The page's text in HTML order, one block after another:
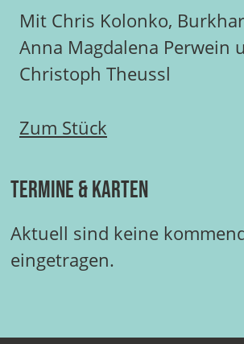
Mit Chris Kolonko,
Anna Magdalena Perwein
Christoph Theussl
Zum Stück
Termine & Karten
Aktuell sind keine
eingetragen.